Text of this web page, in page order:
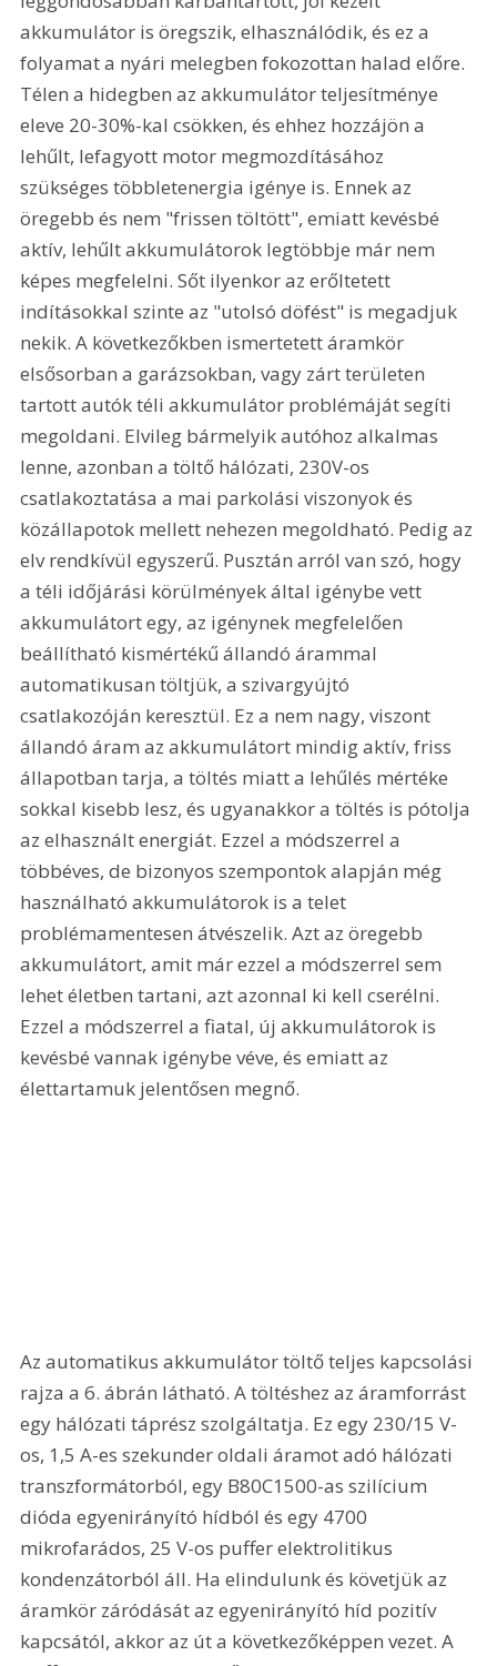
akkumulátor is öregszik, elhasználódik, és ez a
folyamat a nyári melegben fokozottan halad előre.
Télen a hidegben az akkumulátor teljesítménye
eleve 20-30%-kal csökken, és ehhez hozzájön a
lehűlt, lefagyott motor megmozdításához
szükséges többletenergia igénye is. Ennek az
öregebb és nem "frissen töltött", emiatt kevésbé
aktív, lehűlt akkumulátorok legtöbbje már nem
képes megfelelni. Sőt ilyenkor az erőltetett
indításokkal szinte az "utolsó döfést" is megadjuk
nekik. A következőkben ismertetett áramkör
elsősorban a garázsokban, vagy zárt területen
tartott autók téli akkumulátor problémáját segíti
megoldani. Elvileg bármelyik autóhoz alkalmas
lenne, azonban a töltő hálózati, 230V-os
csatlakoztatása a mai parkolási viszonyok és
közállapotok mellett nehezen megoldható. Pedig az
elv rendkívül egyszerű. Pusztán arról van szó, hogy
a téli időjárási körülmények által igénybe vett
akkumulátort egy, az igénynek megfelelően
beállítható kismértékű állandó árammal
automatikusan töltjük, a szivargyújtó
csatlakozóján keresztül. Ez a nem nagy, viszont
állandó áram az akkumulátort mindig aktív, friss
állapotban tarja, a töltés miatt a lehűlés mértéke
sokkal kisebb lesz, és ugyanakkor a töltés is pótolja
az elhasznált energiát. Ezzel a módszerrel a
többéves, de bizonyos szempontok alapján még
használható akkumulátorok is a telet
problémamentesen átvészelik. Azt az öregebb
akkumulátort, amit már ezzel a módszerrel sem
lehet életben tartani, azt azonnal ki kell cserélni.
Ezzel a módszerrel a fiatal, új akkumulátorok is
kevésbé vannak igénybe véve, és emiatt az
élettartamuk jelentősen megnő.
Az automatikus akkumulátor töltő teljes kapcsolási
rajza a 6. ábrán látható. A töltéshez az áramforrást
egy hálózati táprész szolgáltatja. Ez egy 230/15 V-
os, 1,5 A-es szekunder oldali áramot adó hálózati
transzformátorból, egy B80C1500-as szilícium
dióda egyenirányító hídból és egy 4700
mikrofarádos, 25 V-os puffer elektrolitikus
kondenzátorból áll. Ha elindulunk és követjük az
áramkör záródását az egyenirányító híd pozitív
kapcsától, akkor az út a következőképpen vezet. A